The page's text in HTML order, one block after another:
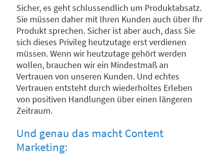
Sicher, es geht schlussendlich um Produktabsatz.
Sie müssen daher mit Ihren Kunden auch über Ihr
Produkt sprechen. Sicher ist aber auch, dass Sie
sich dieses Privileg heutzutage erst verdienen
müssen. Wenn wir heutzutage gehört werden
wollen, brauchen wir ein Mindestmaß an
Vertrauen von unseren Kunden. Und echtes
Vertrauen entsteht durch wiederholtes Erleben
von positiven Handlungen über einen längeren
Zeitraum.
Und genau das macht Content
Marketing: